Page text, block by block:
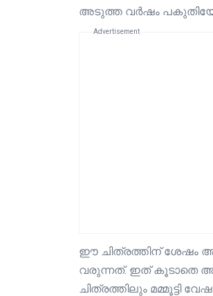
അടുത്ത വർഷം
Advertisement
ഈ ചിത്രത്തിന് ശേഷം
വരുന്നത്. ഇത് കൂടാതെ
ചിത്രത്തിലും മമ്മൂട്ടി